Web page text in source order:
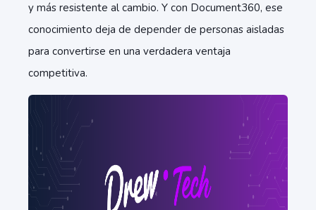
y más resistente al cambio. Y con Document360, ese
conocimiento deja de depender de personas aisladas
para convertirse en una verdadera ventaja
competitiva.